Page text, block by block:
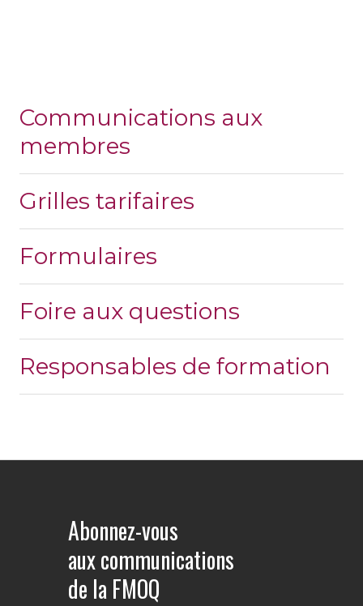
Communications aux
membres
Grilles tarifaires
Formulaires
Foire aux questions
Responsables de formation
Abonnez-vous
aux communications
de la FMOQ